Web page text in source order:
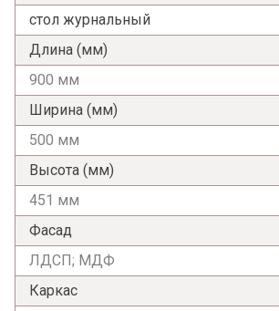
стол журнальный
Длина (мм)
900 мм
Ширина (мм)
500 мм
Высота (мм)
451 мм
Фасад
ЛДСП; МДФ
Каркас